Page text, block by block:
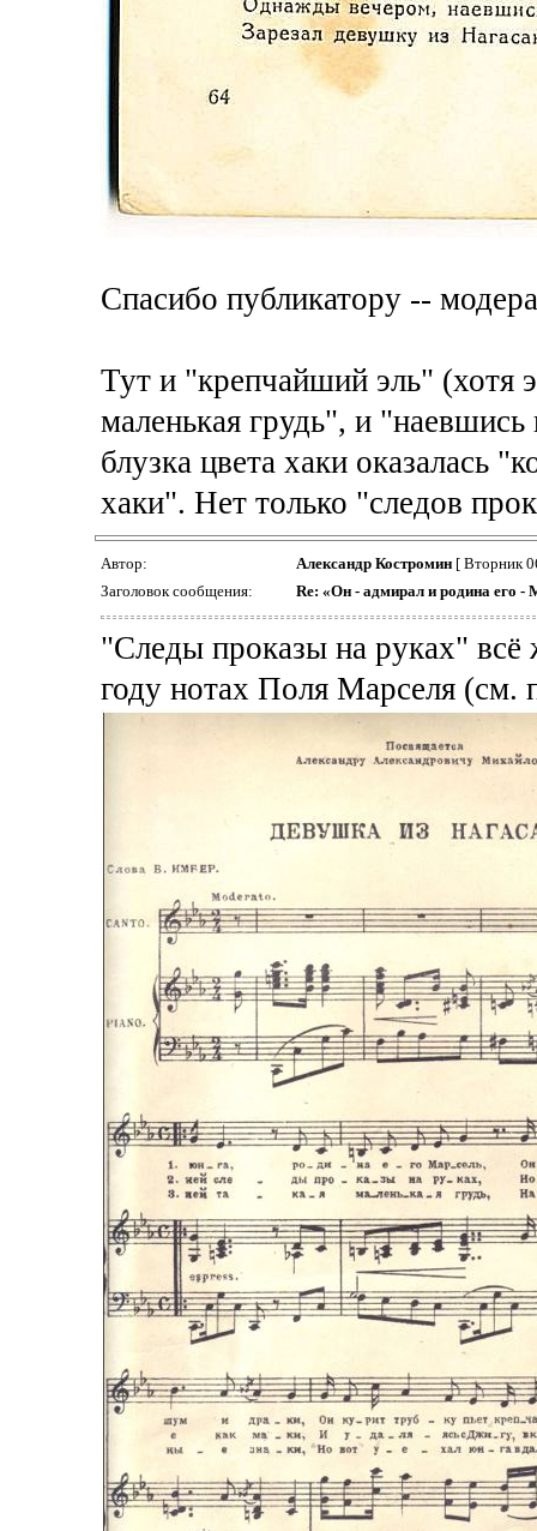
Спасибо публикатору --
Тут и "крепчайший эль" (хотя
маленькая грудь", и
блузка цвета хаки оказалась
хаки". Нет только "следов
Автор: Александр Костромин[ Вторник
Заголовок сообщения:
Re: «Он - адмирал и родина его -
"Следы проказы на руках"
году нотах Поля Марселя (см.